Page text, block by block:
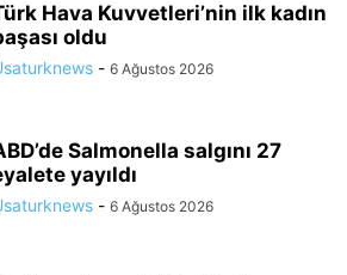
Hava Kuvvetleri’nin ilk kadın
oldu
- 6 Ağustos 2026
Salmonella salgını 27
yayıldı
- 6 Ağustos 2026